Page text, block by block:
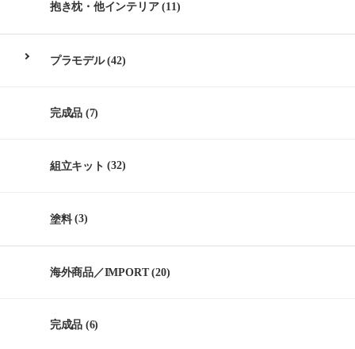
抱き枕・他インテリア(11)
プラモデル(42)
完成品 (7)
組立キット (32)
塗料(3)
海外商品／IMPORT(20)
完成品 (6)